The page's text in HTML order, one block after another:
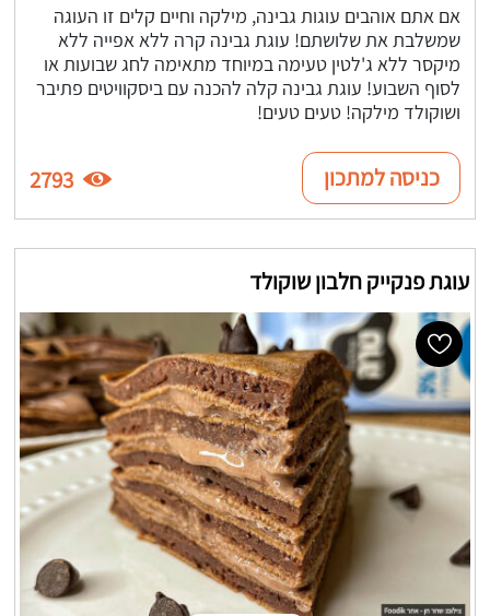
אם אתם אוהבים עוגות גבינה, מילקה וחיים קלים זו העוגה
שמשלבת את שלושתם! עוגת גבינה קרה ללא אפייה ללא
מיקסר ללא ג'לטין טעימה במיוחד מתאימה לחג שבועות או
לסוף השבוע! עוגת גבינה קלה להכנה עם ביסקוויטים פתיבר
ושוקולד מילקה! טעים טעים!
כניסה למתכון 2793
עוגת פנקייק חלבון שוקולד